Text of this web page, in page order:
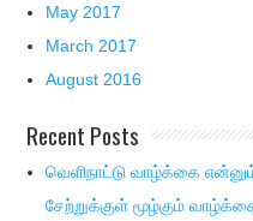
May 2017
March 2017
August 2016
Recent Posts
வெளிநாட்டு வாழ்க்கை
சேற்றுக்குள் மூழ்கும்